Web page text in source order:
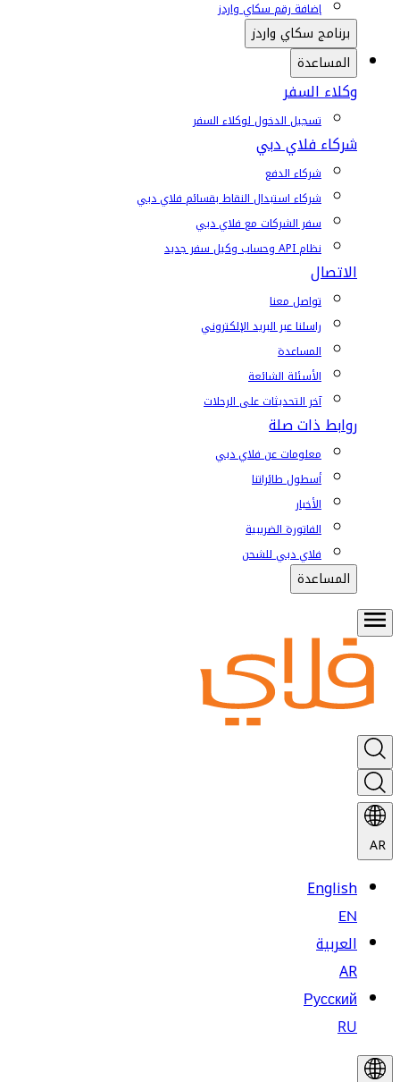
إضافة رقم سكاي واردز
برنامج سكاي واردز
المساعدة
وكلاء السفر
تسجيل الدخول لوكلاء السفر
شركاء فلاي دبي
شركاء الدفع
شركاء استبدال النقاط بقسائم فلاي دبي
سفر الشركات مع فلاي دبي
نظام API وحساب وكيل سفر جديد
الاتصال
تواصل معنا
راسلنا عبر البريد الإلكتروني
المساعدة
الأسئلة الشائعة
آخر التحديثات على الرحلات
روابط ذات صلة
معلومات عن فلاي دبي
أسطول طائراتنا
الأخبار
الفاتورة الضريبية
فلاي دبي للشحن
المساعدة
AR
English
EN
العربية
AR
Русский
RU